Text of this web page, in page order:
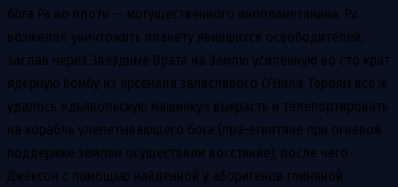
бога Ра во плоти — могущественного инопланетянина. Ра
возжелал уничтожить планету явившихся освободителей,
заслав через Звездные Врата на Землю усиленную во сто крат
ядерную бомбу из арсенала запасливого О’Нила. Героям все ж
удалось «дьявольскую машинку» выкрасть и телепортировать
на корабль улепетывающего бога (пра-египтяне при огневой
поддержке землян осуществили восстание), после чего
Джексон с помощью найденной у аборигенов глиняной